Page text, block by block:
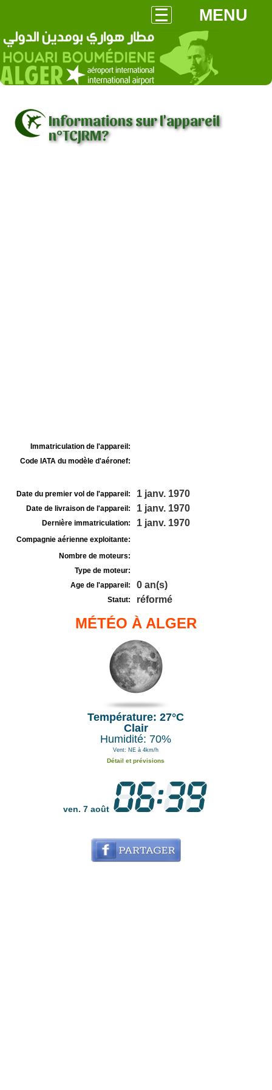
MENU
Informations sur l'appareil
n°TCJRM?
Immatriculation de l'appareil:
Code IATA du modèle d'aéronef:
Date du premier vol de l'appareil: 1 janv. 1970
Date de livraison de l'appareil: 1 janv. 1970
Dernière immatriculation: 1 janv. 1970
Compagnie aérienne exploitante:
Nombre de moteurs:
Type de moteur:
Age de l'appareil:
0 an(s)
Statut: réformé
MÉTÉO À ALGER
Température: 27°C
Clair
Humidité: 70%
Vent: NE à 4km/h
Détail et prévisions
ven. 7 août